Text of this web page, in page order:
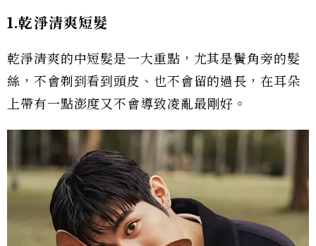
1.乾淨清爽短髮
乾淨清爽的中短髮是一大重點，尤其是鬢角旁的髮
絲，不會剃到看到頭皮、也不會留的過長，在耳朵
上帶有一點澎度又不會導致凌亂最剛好。